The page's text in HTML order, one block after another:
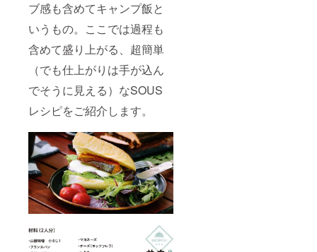
ブ感も含めてキャンプ飯と
いうもの。ここでは過程も
含めて盛り上がる、超簡単
（でも仕上がりは手が込ん
でそうに見える）なSOUS
レシピをご紹介します。